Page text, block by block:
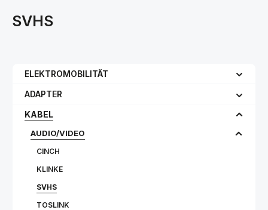
SVHS
ELEKTROMOBILITÄT
ADAPTER
KABEL
AUDIO/VIDEO
CINCH
KLINKE
SVHS
TOSLINK